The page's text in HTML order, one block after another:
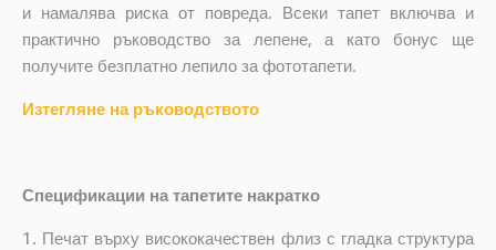
и намалява риска от повреда. Всеки тапет включва и
практично ръководство за лепене, а като бонус ще
получите безплатно лепило за фототапети.
Изтегляне на ръководството
Спецификации на тапетите накратко
1. Печат върху висококачествен флиз с гладка структура